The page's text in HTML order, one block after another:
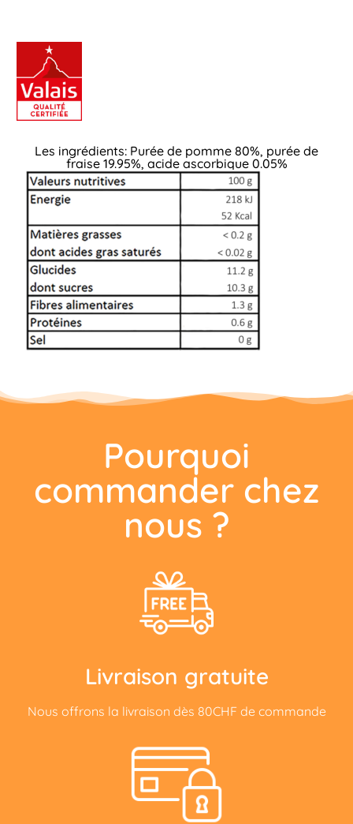
Les ingrédients: Purée de pomme 80%, purée de
fraise 19.95%, acide ascorbique 0.05%
Pourquoi
commander chez
nous ?
Livraison gratuite
Nous offrons la livraison dès 80CHF de commande